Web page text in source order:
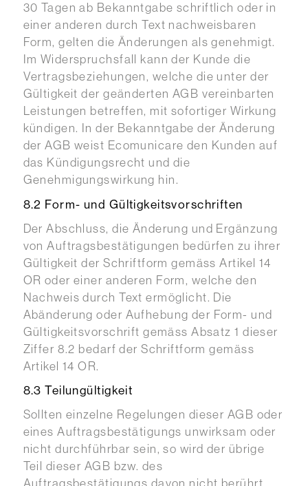
30 Tagen ab Bekanntgabe schriftlich oder in
einer anderen durch Text nachweisbaren
Form, gelten die Änderungen als genehmigt.
Im Widerspruchsfall kann der Kunde die
Vertragsbeziehungen, welche die unter der
Gültigkeit der geänderten AGB vereinbarten
Leistungen betreffen, mit sofortiger Wirkung
kündigen. In der Bekanntgabe der Änderung
der AGB weist Ecomunicare den Kunden auf
das Kündigungsrecht und die
Genehmigungswirkung hin.
8.2 Form- und Gültigkeitsvorschriften
Der Abschluss, die Änderung und Ergänzung
von Auftragsbestätigungen bedürfen zu ihrer
Gültigkeit der Schriftform gemäss Artikel 14
OR oder einer anderen Form, welche den
Nachweis durch Text ermöglicht. Die
Abänderung oder Aufhebung der Form- und
Gültigkeitsvorschrift gemäss Absatz 1 dieser
Ziffer 8.2 bedarf der Schriftform gemäss
Artikel 14 OR.
8.3 Teilungültigkeit
Sollten einzelne Regelungen dieser AGB oder
eines Auftragsbestätigungs unwirksam oder
nicht durchführbar sein, so wird der übrige
Teil dieser AGB bzw. des